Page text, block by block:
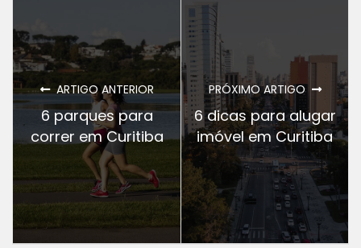
ARTIGO ANTERIOR
6 parques para
correr em Curitiba
PRÓXIMO ARTIGO
6 dicas para alugar
imóvel em Curitiba